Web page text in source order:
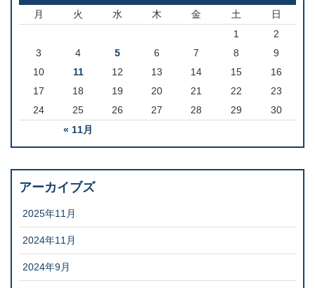
月
火 水 木 金 土 日
« 11月
1
2
3
4 5 6 7 8
9
10
11 12 13 14 15
16
17
18 19 20 21 22
23
24
25 26 27 28 29 30
アーカイブズ
2025年11月
2024年11月
2024年9月